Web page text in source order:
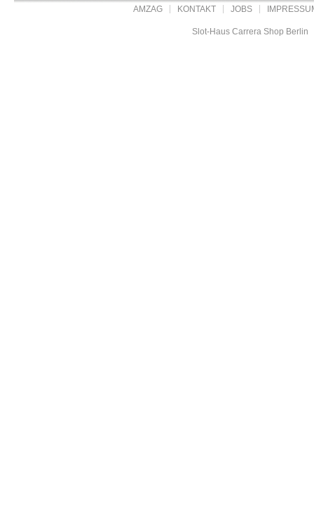
AMZAG KONTAKT JOBS
Slot-Haus Carrera Shop Berlin